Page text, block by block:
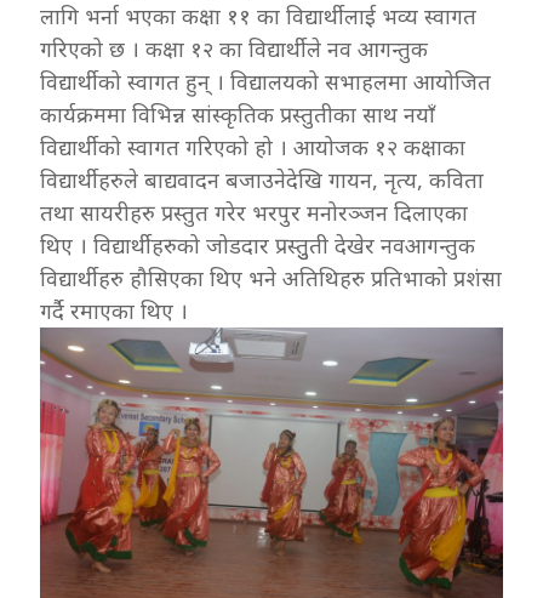
लागि भर्ना भएका कक्षा ११ का विद्यार्थीलाई भव्य स्वागत
गरिएको छ । कक्षा १२ का विद्यार्थीले नव आगन्तुक
विद्यार्थीको स्वागत हुन् । विद्यालयको सभाहलमा आयोजित
कार्यक्रममा विभिन्न सांस्कृतिक प्रस्तुतीका साथ नयाँ
विद्यार्थीको स्वागत गरिएको हो । आयोजक १२ कक्षाका
विद्यार्थीहरुले बाद्यवादन बजाउनेदेखि गायन, नृत्य, कविता
तथा सायरीहरु प्रस्तुत गरेर भरपुर मनोरञ्जन दिलाएका
थिए । विद्यार्थीहरुको जोडदार प्रस्तुुती देखेर नवआगन्तुक
विद्यार्थीहरु हौसिएका थिए भने अतिथिहरु प्रतिभाको प्रशंसा
गर्दै रमाएका थिए ।